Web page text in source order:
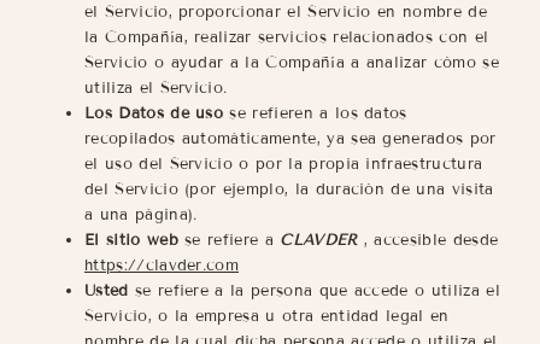
el Servicio, proporcionar el Servicio en nombre de
la Compañía, realizar servicios relacionados con el
Servicio o ayudar a la Compañía a analizar cómo se
utiliza el Servicio.
Los Datos de uso se refieren a los datos
recopilados automáticamente, ya sea generados por
el uso del Servicio o por la propia infraestructura
del Servicio (por ejemplo, la duración de una visita
a una página).
El sitio webse refiere a CLAVDER, accesible desde
https://clavder.com
Usted se refiere a la persona que accede o utiliza el
Servicio, o la empresa u otra entidad legal en